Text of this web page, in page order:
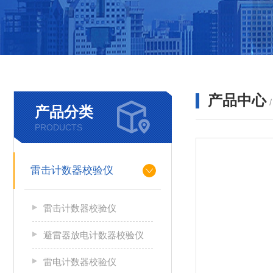
产品分类
PRODUCTS
雷击计数器校验仪
雷击计数器校验仪
避雷器放电计数器校验仪
雷电计数器校验仪
产品中心